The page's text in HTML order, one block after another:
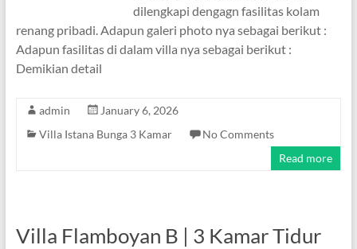
dilengkapi dengagn fasilitas kolam
renang pribadi. Adapun galeri photo nya sebagai berikut :
Adapun fasilitas di dalam villa nya sebagai berikut :
Demikian detail
admin
January 6, 2026
Villa Istana Bunga 3 Kamar
No Comments
Read more
Villa Flamboyan B | 3 Kamar Tidur